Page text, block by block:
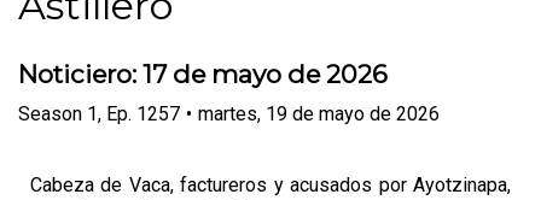
Noticiero: 17 de mayo de 2026
Season 1, Ep. 1257 • martes, 19 de mayo de 2026
Cabeza de Vaca, factureros y acusados por Ayotzinapa,